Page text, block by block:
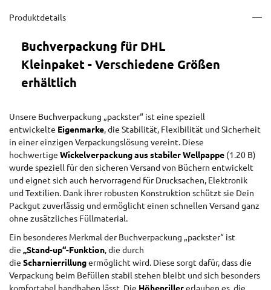
Produktdetails
Buchverpackung für DHL
Kleinpaket - Verschiedene Größen
erhältlich
Unsere Buchverpackung „packster“ ist eine speziell
entwickelte Eigenmarke, die Stabilität, Flexibilität und Sicherheit
in einer einzigen Verpackungslösung vereint. Diese
hochwertige Wickelverpackung aus stabiler Wellpappe (1.20 B)
wurde speziell für den sicheren Versand von Büchern entwickelt
und eignet sich auch hervorragend für Drucksachen, Elektronik
und Textilien. Dank ihrer robusten Konstruktion schützt sie Dein
Packgut zuverlässig und ermöglicht einen schnellen Versand ganz
ohne zusätzliches Füllmaterial.
Ein besonderes Merkmal der Buchverpackung „packster“ ist
die „Stand-up“-Funktion, die durch
die Scharnierrillungermöglicht wird. Diese sorgt dafür, dass die
Verpackung beim Befüllen stabil stehen bleibt und sich besonders